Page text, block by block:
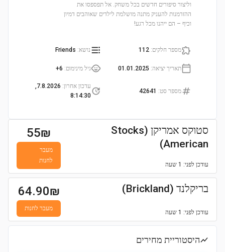
וליצור סיפורים חדשים בכל משחק. אל תפספסו את
ההזדמנות להעניק מתנה מושלמת לילדים שאוהבים דמיון
וכיף – הם ייהנו מכל רגע!
מספר חלקים:
112 נושא:
Friends
תאריך יציאה:
01.01.2025 גיל מינימום:
6+
מספר סט:
42641
עדכון אחרון:
7.8.2026,
8:14:30
סטוקס אמריקן (Stocks
American)
עודכן לפני: 1 שעה
55₪
מעבר
לחנות
בריקלנד (Brickland)
עודכן לפני: 1 שעה
64.90₪
מעבר לחנות
היסטוריית מחירים